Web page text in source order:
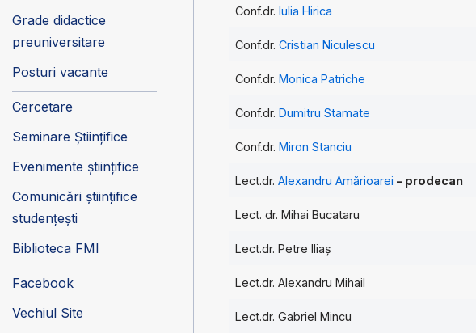
Grade didactice
preuniversitare
Posturi vacante
Cercetare
Seminare Științifice
Evenimente științifice
Comunicări științifice
studențești
Biblioteca FMI
Facebook
Vechiul Site
Conf.dr.Iulia Hirica
Conf.dr.Cristian Niculescu
Conf.dr.Monica Patriche
Conf.dr.Dumitru Stamate
Conf.dr.Miron Stanciu
Lect.dr.Alexandru Amărioarei – prodecan
Lect. dr. Mihai Bucataru
Lect.dr. Petre Iliaș
Lect.dr. Alexandru Mihail
Lect.dr. Gabriel Mincu